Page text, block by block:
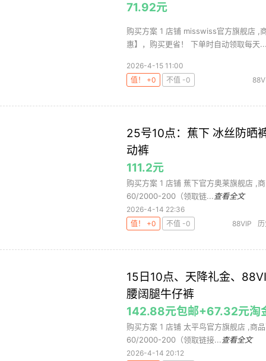
71.92元
购买方案 1 店铺 misswiss官方旗舰店 ,
惠】，购买更省！ 下单时自动领取每天
2026-4-15 11:00
值！ +0
不值 -0
25号10点：蕉下 冰丝防晒
动裤
111.2元
购买方案 1 店铺 蕉下官方奥莱旗舰店
60/2000-200（领取链... 查看全文
2026-4-14 22:36
值！ +0
不值 -0 88VIP
15日10点、天降礼金、
腰阔腿牛仔裤
142.88元包邮+67.32元淘
购买方案 1 店铺 太平鸟官方旗舰店 ,
60/2000-200（领取链接... 查看全文
2026-4-14 20:12